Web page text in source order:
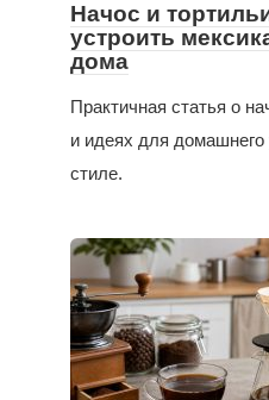
Начос и
устроить
дома
Практичная статья о
и идеях для
стиле.